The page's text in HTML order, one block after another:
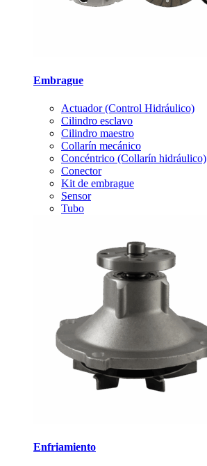
Embrague
Actuador (Control Hidráulico)
Cilindro esclavo
Cilindro maestro
Collarín mecánico
Concéntrico (Collarín hidráulico)
Conector
Kit de embrague
Sensor
Tubo
Enfriamiento